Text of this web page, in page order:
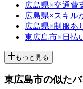
広島県×交通費
広島県×スキル
広島県×制服あ
東広島市×日払
もっと見る
東広島市の似たバ